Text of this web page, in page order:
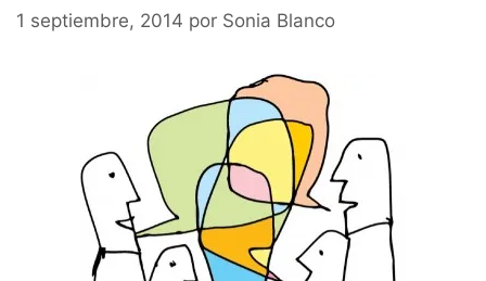
1 septiembre, 2014 por Sonia Blanco